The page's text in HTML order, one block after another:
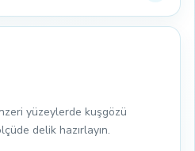
yüzeylerde kuşgözü
delik hazırlayın.